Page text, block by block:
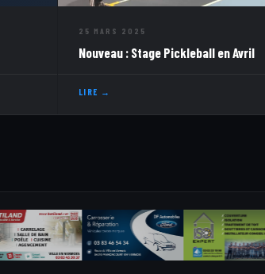
25 MARS 2025
Nouveau : Stage Pickleball en Avril
LIRE →